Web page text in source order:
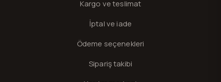
Kargo ve teslimat
İptal ve iade
Ödeme seçenekleri
Sipariş takibi